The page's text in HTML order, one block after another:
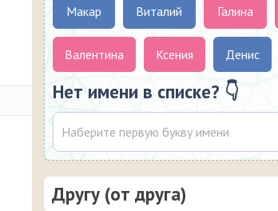
Макар Виталий Галина
Валентина Ксения Денис
Нет имени в списке? 👇
Другу (от друга)